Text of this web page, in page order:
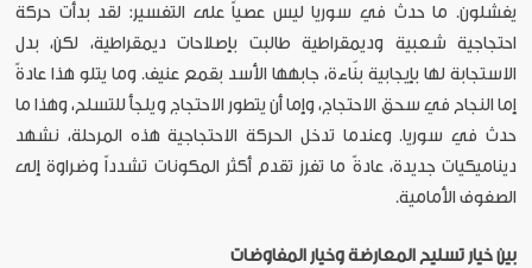
يفشلون. ما حدث في سوريا ليس عصياً على التفسير: لقد بدأت حركة
احتجاجية شعبية وديمقراطية طالبت بإصلاحات ديمقراطية، لكن، بدل
الاستجابة لها بإيجابية بنّاءة، جابهها الأسد بقمع عنيف. وما يتلو هذا عادةً
إما النجاح في سحق الاحتجاج، وإما أن يتطور الاحتجاج ويلجأ للتسلح، وهذا ما
حدث في سوريا. وعندما تدخل الحركة الاحتجاجية هذه المرحلة، نشهد
ديناميكيات جديدة، عادةً ما تفرز تقدم أكثر المكونات تشدداً وضراوة إلى
الصفوف الأمامية.
بين خيار تسليح المعارضة وخيار المفاوضات